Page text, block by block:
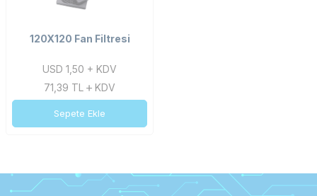
120X120 Fan Filtresi
USD 1,50 + KDV
71,39 TL KDV
Sepete Ekle